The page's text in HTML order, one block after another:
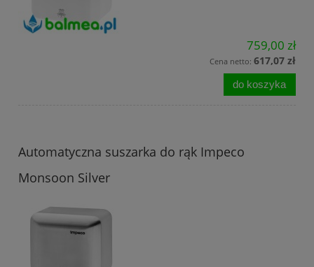
759,00 zł
Cena netto: 617,07 zł
do koszyka
Automatyczna suszarka do rąk Impeco
Monsoon Silver